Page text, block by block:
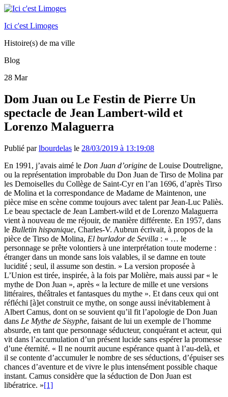
Ici c'est Limoges
Histoire(s) de ma ville
Blog
28 Mar
Dom Juan ou Le Festin de Pierre Un
spectacle de Jean Lambert-wild et
Lorenzo Malaguerra
Publié parlbourdelas le 28/03/2019 à 13:19:08
En 1991, j’avais aimé le Don Juan d’origine de Louise Doutreligne,
ou la représentation improbable du Don Juan de Tirso de Molina par
les Demoiselles du Collège de Saint-Cyr en l’an 1696, d’après Tirso
de Molina et la correspondance de Madame de Maintenon, une
pièce mise en scène comme toujours avec talent par Jean-Luc Paliès.
Le beau spectacle de Jean Lambert-wild et de Lorenzo Malaguerra
vient à nouveau de me réjouir, de manière différente. En 1957, dans
le Bulletin hispanique, Charles-V. Aubrun écrivait, à propos de la
pièce de Tirso de Molina, El burlador de Sevilla : « … le
personnage se prête volontiers à une interprétation toute moderne :
étranger dans un monde sans lois valables, il se damne en toute
lucidité ; seul, il assume son destin. » La version proposée à
L’Union est tirée, inspirée, à la fois par Molière, mais aussi par « le
mythe de Don Juan », après « la lecture de mille et une versions
littéraires, théâtrales et fantasques du mythe ». Et dans ceux qui ont
réfléchi [à]et construit ce mythe, on songe aussi inévitablement à
Albert Camus, dont on se souvient qu’il fit l’apologie de Don Juan
dans Le Mythe de Sisyphe, faisant de lui un exemple de l’homme
absurde, en tant que personnage séducteur, conquérant et acteur, qui
vit dans l’accumulation d’un présent lucide sans espérer la promesse
d’une éternité. « Il ne nourrit aucune espérance quant à l’au-delà, et
il se contente d’accumuler le nombre de ses séductions, d’épuiser ses
chances d’aventure et de vivre le plus intensément possible chaque
instant. Camus considère que la séduction de Don Juan est
libératrice. »[1]